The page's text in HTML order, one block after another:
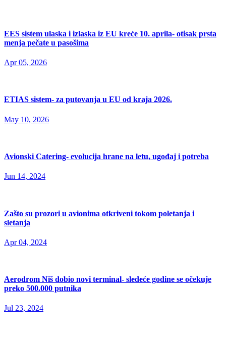
EES sistem ulaska i izlaska iz EU kreće 10. aprila- otisak prsta
menja pečate u pasošima
Apr 05, 2026
ETIAS sistem- za putovanja u EU od kraja 2026.
May 10, 2026
Avionski Catering- evolucija hrane na letu, ugođaj i potreba
Jun 14, 2024
Zašto su prozori u avionima otkriveni tokom poletanja i
sletanja
Apr 04, 2024
Aerodrom Niš dobio novi terminal- sledeće godine se očekuje
preko 500.000 putnika
Jul 23, 2024